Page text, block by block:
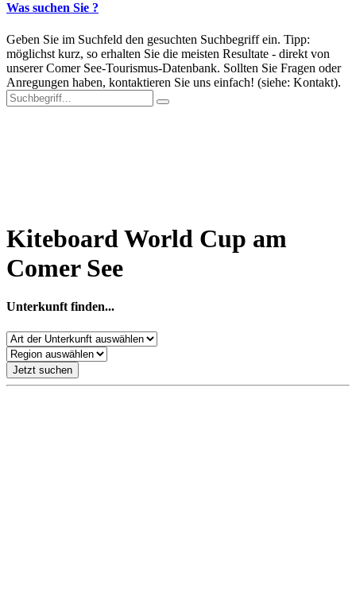
Was suchen Sie ?
Geben Sie im Suchfeld den gesuchten Suchbegriff ein. Tipp:
möglichst kurz, so erhalten Sie die meisten Resultate - direkt von
unserer Comer See-Tourismus-Datenbank. Sollten Sie Fragen oder
Anregungen haben, kontaktieren Sie uns einfach! (siehe: Kontakt).
Kiteboard World Cup am
Comer See
Unterkunft finden...
Jetzt suchen